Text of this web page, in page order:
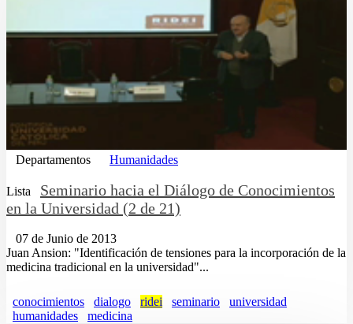
Departamentos Humanidades
Lista
Seminario hacia el Diálogo de Conocimientos
en la Universidad (2 de 21)
07 de Junio de 2013
Juan Ansion: "Identificación de tensiones para la incorporación de la
medicina tradicional en la universidad"...
conocimientos dialogo ridei seminario
universidad
humanidades
medicina